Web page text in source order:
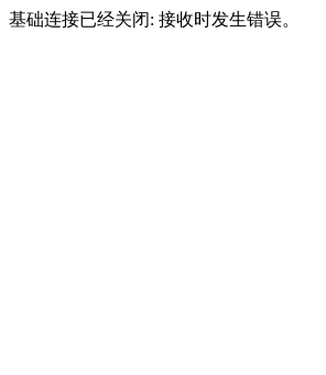
基础连接已经关闭: 接收时发生错误。